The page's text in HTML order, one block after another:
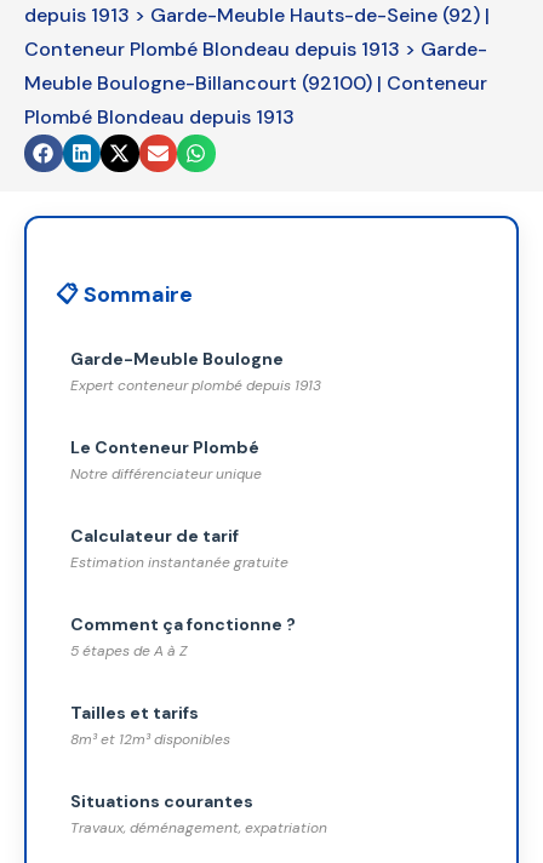
depuis 1913 > Garde-Meuble Hauts-de-Seine (92) |
Conteneur Plombé Blondeau depuis 1913 > Garde-
Meuble Boulogne-Billancourt (92100) | Conteneur
Plombé Blondeau depuis 1913
📋 Sommaire
Garde-Meuble Boulogne
Expert conteneur plombé depuis 1913
Le Conteneur Plombé
Notre différenciateur unique
Calculateur de tarif
Estimation instantanée gratuite
Comment ça fonctionne ?
5 étapes de A à Z
Tailles et tarifs
8m³ et 12m³ disponibles
Situations courantes
Travaux, déménagement, expatriation